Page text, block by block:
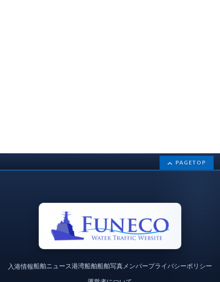
PAGETOP
入港情報船舶ニュース港湾船舶船舶写真メンバープライバシーポリシー